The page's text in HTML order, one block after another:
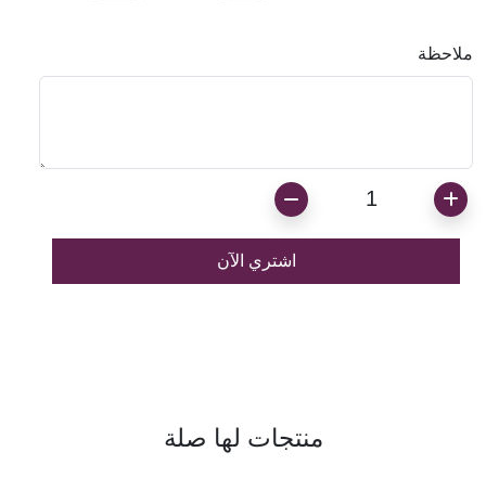
ملاحظة
1
اشتري الآن
منتجات لها صلة